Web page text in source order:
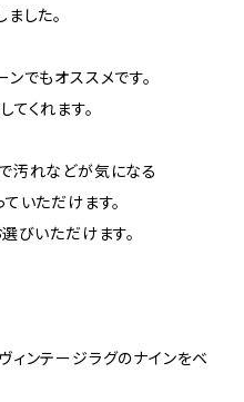
した。
でもオススメです。
くれます。
汚れなどが気になる
いただけます。
びいただけます。
ィンテージラグのナインをベ